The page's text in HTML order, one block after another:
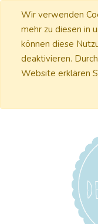
Wir verwenden
mehr zu diesen in
können diese
deaktivieren.
Website erklären